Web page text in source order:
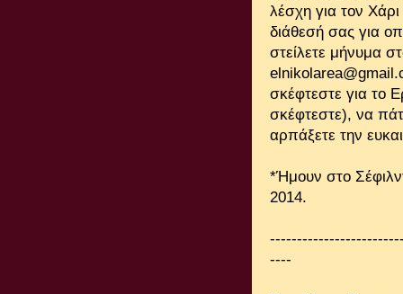
λέσχη για τον
διάθεσή σας για
στείλετε μήνυμα
σκέφτεστε για το
σκέφτεστε), να
αρπάξετε την
*Ήμουν στο
2014.
----